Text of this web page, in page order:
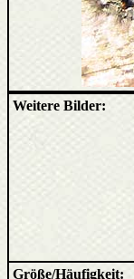
Weitere Bilder:
Größe/Häufigkeit: